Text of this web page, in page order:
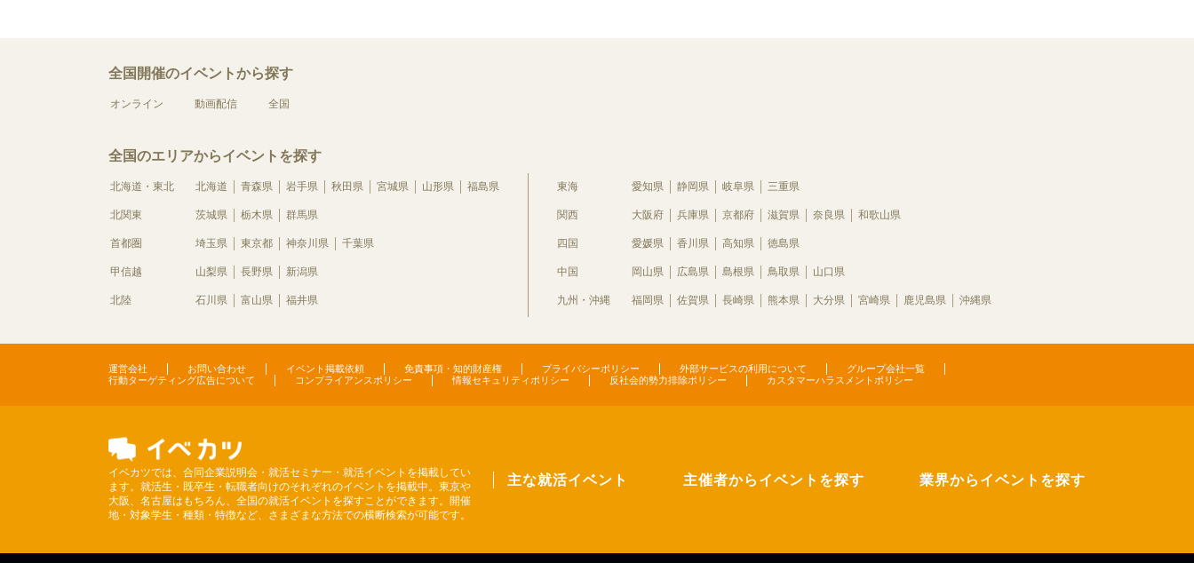
全国開催のイベントから探す
オンライン 動画配信 全国
全国のエリアからイベントを探す
北海道・東北 北海道 青森県 岩手県 秋田県 宮城県 山形県 福島県
北関東 茨城県 栃木県 群馬県
首都圏 埼玉県 東京都 神奈川県 千葉県
甲信越 山梨県 長野県 新潟県
北陸 石川県 富山県 福井県
東海 愛知県 静岡県 岐阜県 三重県
関西 大阪府 兵庫県 京都府 滋賀県 奈良県 和歌山県
四国 愛媛県 香川県 高知県 徳島県
中国 岡山県 広島県 島根県 鳥取県 山口県
九州・沖縄 福岡県 佐賀県 長崎県 熊本県 大分県 宮崎県 鹿児島県 沖縄県
運営会社 お問い合わせ イベント掲載依頼 免責事項・知的財産権 プライバシーポリシー 外部サービスの利用について
グループ会社一覧
行動ターゲティング広告について
コンプライアンスポリシー 情報セキュリティポリシー 反社会的勢力排除ポリシー カスタマーハラスメントポリシー
イベカツでは、合同企業説明会・就活セミナー・就活イベントを掲載してい
ます。就活生・既卒生・転職者向けのそれぞれのイベントを掲載中。東京や
大阪、名古屋はもちろん、全国の就活イベントを探すことができます。開催
地・対象学生・種類・特徴など、さまざまな方法での横断検索が可能です。
主な就活イベント 主催者からイベントを探す 業界からイベントを探す